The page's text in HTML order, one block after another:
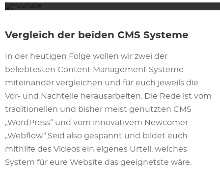
Vergleich der beiden CMS Systeme
In der heutigen Folge wollen wir zwei der
beliebtesten Content Management Systeme
miteinander vergleichen und für euch jeweils die
Vor- und Nachteile herausarbeiten. Die Rede ist vom
traditionellen und bisher meist genutzten CMS
„WordPress“ und vom innovativem Newcomer
„Webflow“.Seid also gespannt und bildet euch
mithilfe des Videos ein eigenes Urteil, welches
System für eure Website das geeignetste wäre.